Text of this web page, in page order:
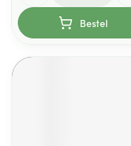
Bestel